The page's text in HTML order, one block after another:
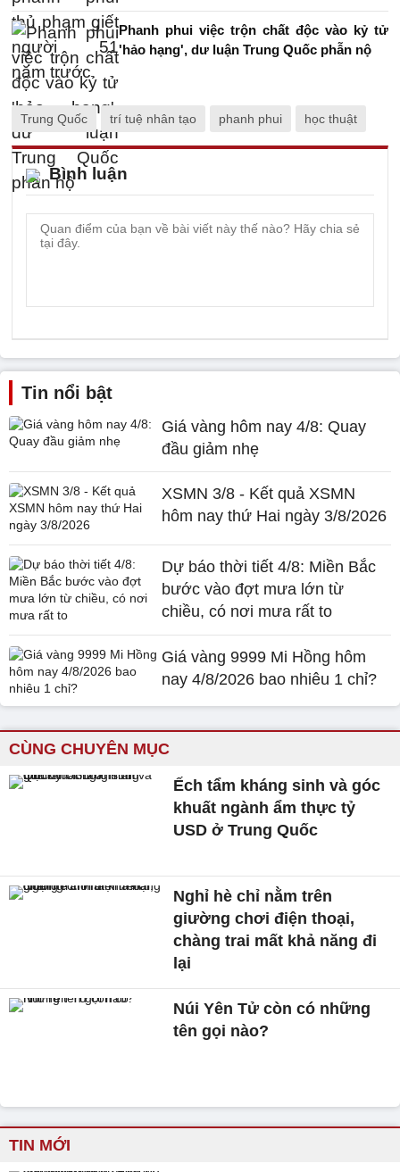
Phanh phui việc trộn chất độc vào kỷ tử
'hảo hạng', dư luận Trung Quốc phẫn nộ
Trung Quốc trí tuệ nhân tạo phanh phui học thuật
Bình luận
Tin nổi bật
Giá vàng hôm nay 4/8: Quay
đầu giảm nhẹ
XSMN 3/8 - Kết quả XSMN
hôm nay thứ Hai ngày 3/8/2026
Dự báo thời tiết 4/8: Miền Bắc
bước vào đợt mưa lớn từ
chiều, có nơi mưa rất to
Giá vàng 9999 Mi Hồng hôm
nay 4/8/2026 bao nhiêu 1 chỉ?
CÙNG CHUYÊN MỤC
Ếch tẩm kháng sinh và góc
khuất ngành ẩm thực tỷ
USD ở Trung Quốc
Nghỉ hè chỉ nằm trên
giường chơi điện thoại,
chàng trai mất khả năng đi
lại
Núi Yên Tử còn có những
tên gọi nào?
TIN MỚI